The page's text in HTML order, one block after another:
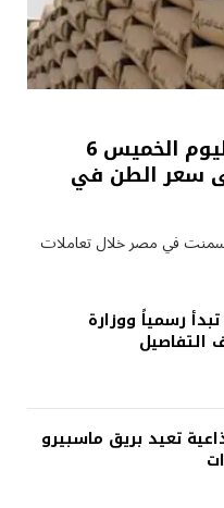
استقرار أسعار الأسمنت اليوم الخميس 6
على سعر الطن في
في مصر خلال تعاملات
فرصة حج 2027 تبدأ رسمياً ووزارة
التفاصيل
تعيد بريق ماسبيرو